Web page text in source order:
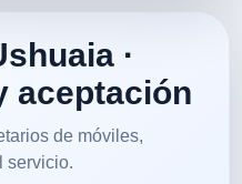
·
aceptación
de móviles,
servicio.